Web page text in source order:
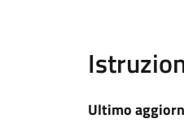
Ultimo